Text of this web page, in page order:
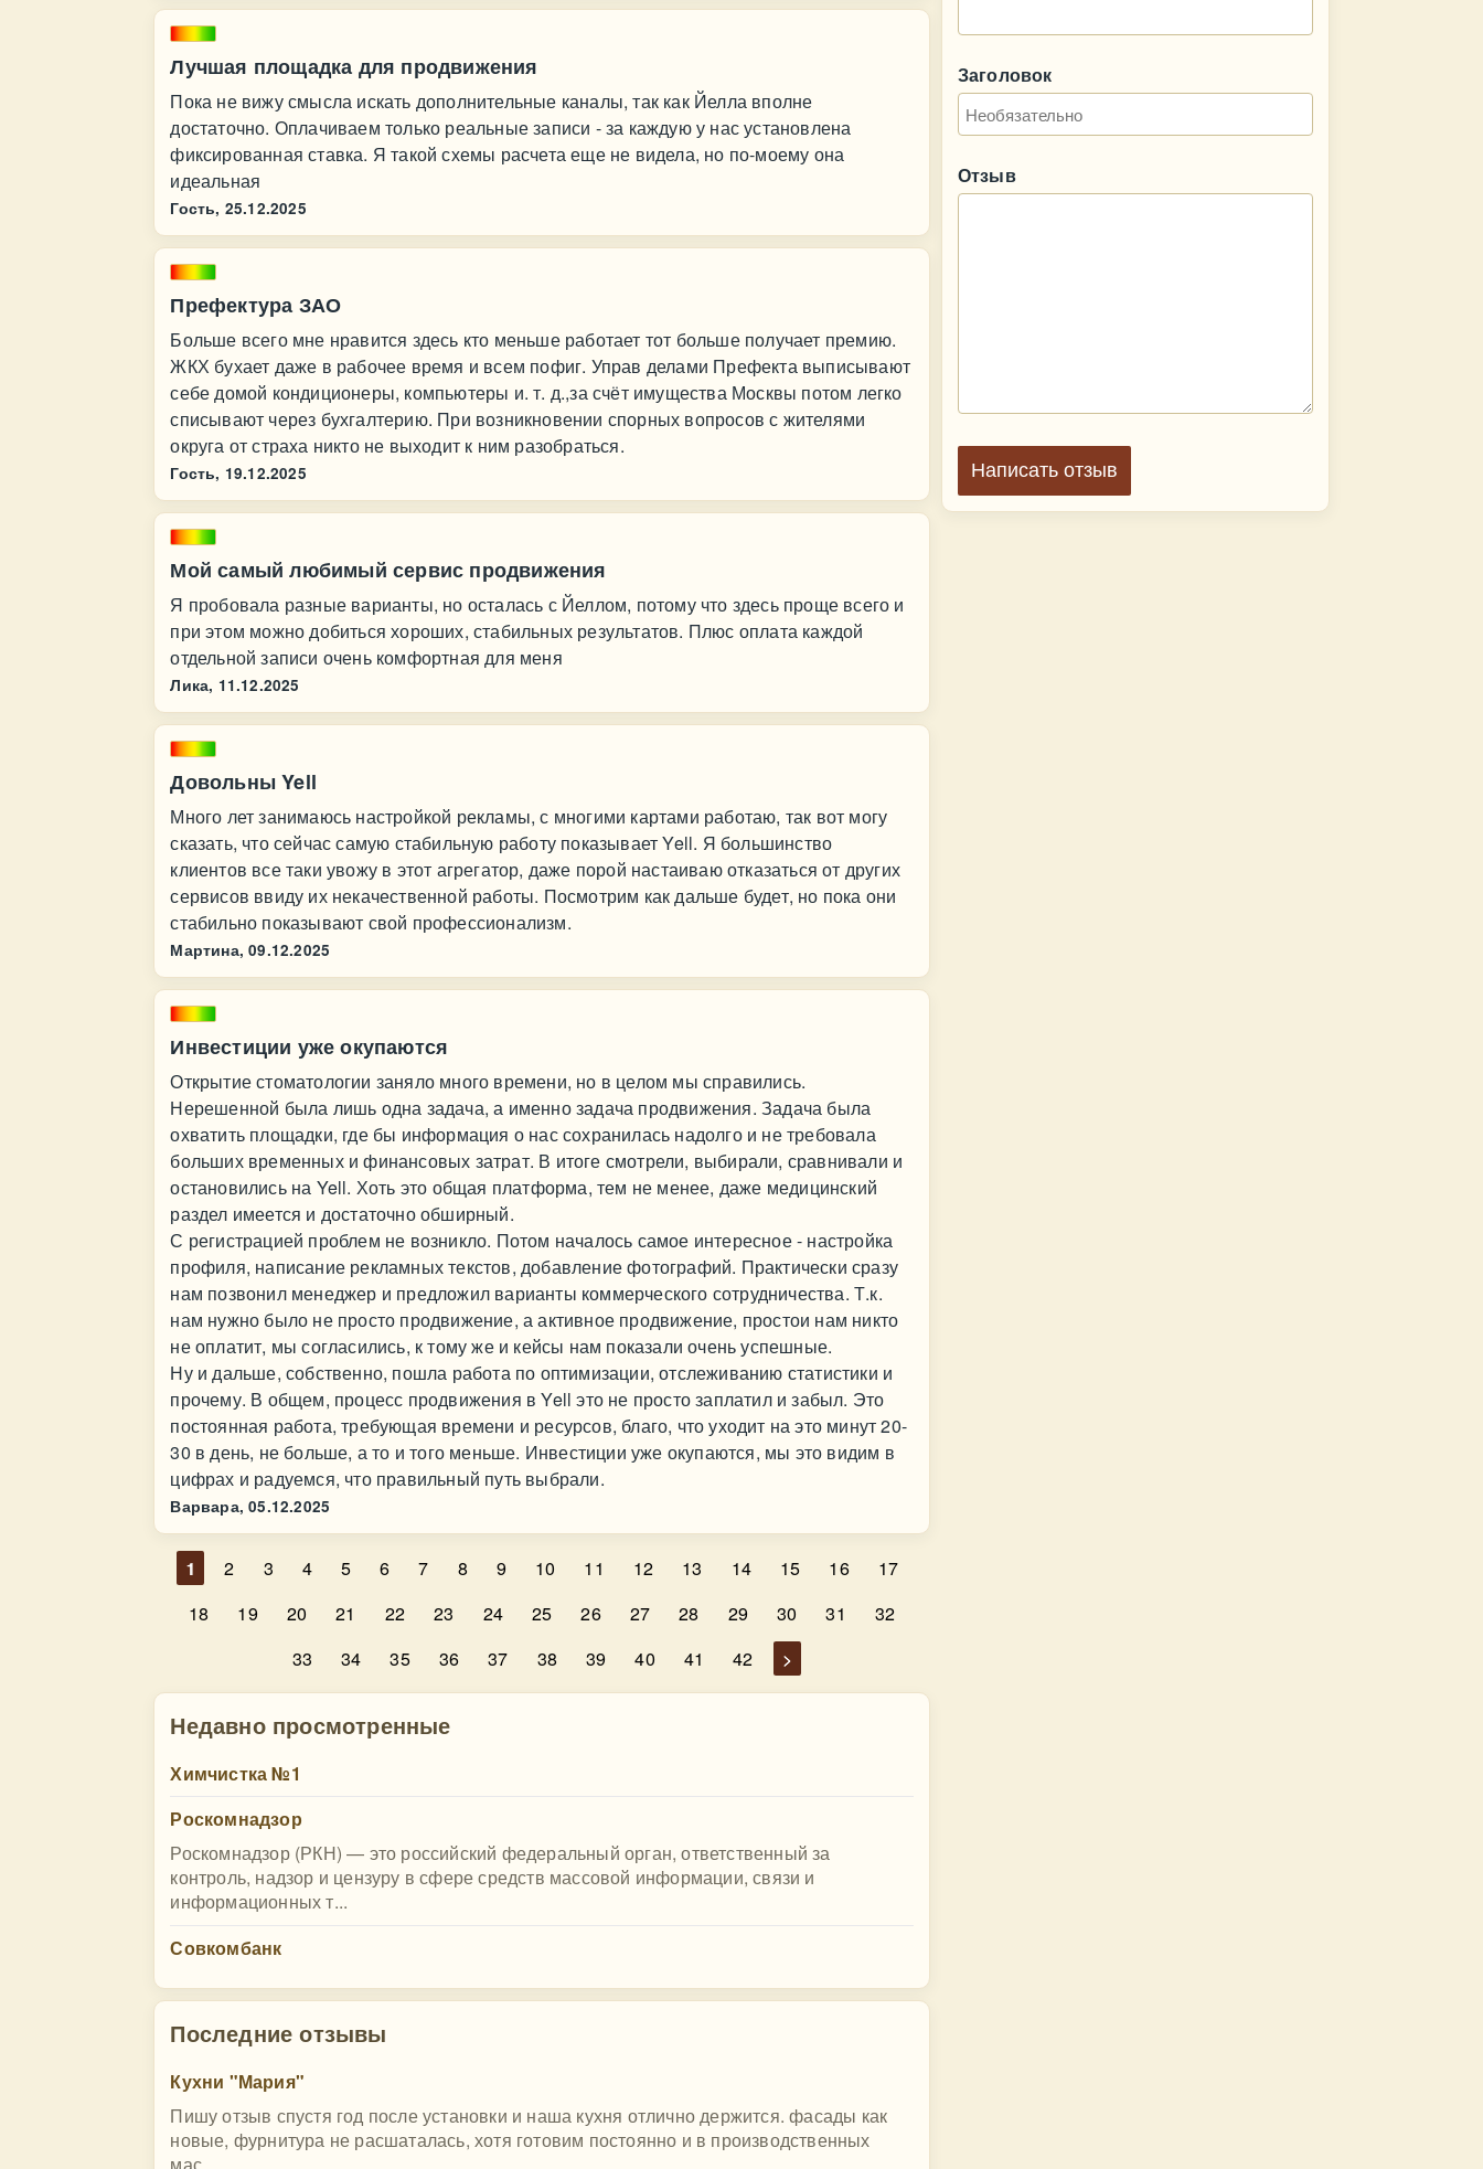
Лучшая площадка для продвижения
Пока не вижу смысла искать дополнительные каналы, так как Йелла вполне
достаточно. Оплачиваем только реальные записи - за каждую у нас установлена
фиксированная ставка. Я такой схемы расчета еще не видела, но по-моему она
идеальная
Гость, 25.12.2025
Префектура ЗАО
Больше всего мне нравится здесь кто меньше работает тот больше получает премию.
ЖКХ бухает даже в рабочее время и всем пофиг. Управ делами Префекта выписывают
себе домой кондиционеры, компьютеры и. т. д.,за счёт имущества Москвы потом легко
списывают через бухгалтерию. При возникновении спорных вопросов с жителями
округа от страха никто не выходит к ним разобраться.
Гость, 19.12.2025
Мой самый любимый сервис продвижения
Я пробовала разные варианты, но осталась с Йеллом, потому что здесь проще всего и
при этом можно добиться хороших, стабильных результатов. Плюс оплата каждой
отдельной записи очень комфортная для меня
Лика, 11.12.2025
Довольны Yell
Много лет занимаюсь настройкой рекламы, с многими картами работаю, так вот могу
сказать, что сейчас самую стабильную работу показывает Yell. Я большинство
клиентов все таки увожу в этот агрегатор, даже порой настаиваю отказаться от других
сервисов ввиду их некачественной работы. Посмотрим как дальше будет, но пока они
стабильно показывают свой профессионализм.
Мартина, 09.12.2025
Инвестиции уже окупаются
Открытие стоматологии заняло много времени, но в целом мы справились.
Нерешенной была лишь одна задача, а именно задача продвижения. Задача была
охватить площадки, где бы информация о нас сохранилась надолго и не требовала
больших временных и финансовых затрат. В итоге смотрели, выбирали, сравнивали и
остановились на Yell. Хоть это общая платформа, тем не менее, даже медицинский
раздел имеется и достаточно обширный.
С регистрацией проблем не возникло. Потом началось самое интересное - настройка
профиля, написание рекламных текстов, добавление фотографий. Практически сразу
нам позвонил менеджер и предложил варианты коммерческого сотрудничества. Т.к.
нам нужно было не просто продвижение, а активное продвижение, простои нам никто
не оплатит, мы согласились, к тому же и кейсы нам показали очень успешные.
Ну и дальше, собственно, пошла работа по оптимизации, отслеживанию статистики и
прочему. В общем, процесс продвижения в Yell это не просто заплатил и забыл. Это
постоянная работа, требующая времени и ресурсов, благо, что уходит на это минут 20-
30 в день, не больше, а то и того меньше. Инвестиции уже окупаются, мы это видим в
цифрах и радуемся, что правильный путь выбрали.
Варвара, 05.12.2025
1 2 3 4 5 6 7 8 9 10 11 12 13 14 15 16
17
18
19 20 21 22 23 24 25 26 27 28 29 30 31
32
33
34 35 36 37 38 39 40 41 42 >
Недавно просмотренные
Химчистка №1
Роскомнадзор
Роскомнадзор (РКН) — это российский федеральный орган, ответственный за
контроль, надзор и цензуру в сфере средств массовой информации, связи и
информационных т...
Совкомбанк
Последние отзывы
Кухни "Мария"
Пишу отзыв спустя год после установки и наша кухня отлично держится. фасады как
новые, фурнитура не расшаталась, хотя готовим постоянно и в производственных
Заголовок
Отзыв
Написать отзыв